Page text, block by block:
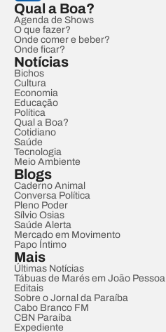
Qual a Boa?
Agenda de Shows
O que fazer?
Onde comer e beber?
Onde ficar?
Notícias
Bichos
Cultura
Economia
Educação
Política
Qual a Boa?
Cotidiano
Saúde
Tecnologia
Meio Ambiente
Blogs
Caderno Animal
Conversa Política
Pleno Poder
Sílvio Osias
Saúde Alerta
Mercado em Movimento
Papo Íntimo
Mais
Últimas Notícias
Tábuas de Marés em João Pessoa
Editais
Sobre o Jornal da Paraíba
Cabo Branco FM
CBN Paraíba
Expediente